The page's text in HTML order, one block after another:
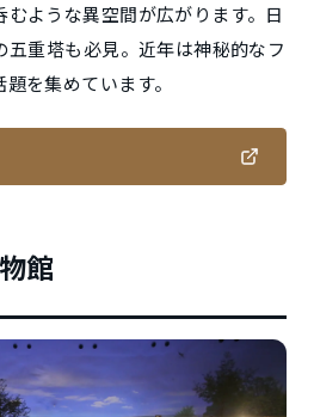
ような異空間が広がります。日
重塔も必見。近年は神秘的なフ
を集めています。
館